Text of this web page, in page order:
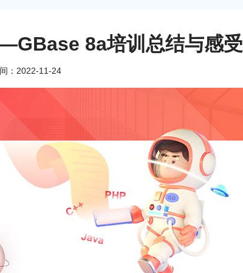
8a培训总结与感受
：2022-11-24